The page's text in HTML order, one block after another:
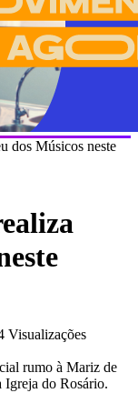
dos Músicos neste
Visualizações
rumo à Mariz de
Igreja do Rosário.